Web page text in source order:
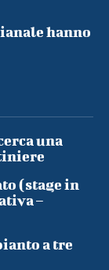
hanno
una
(stage in
–
a tre